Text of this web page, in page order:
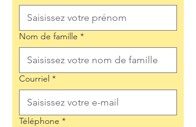
Nom de famille *
Courriel *
Téléphone *